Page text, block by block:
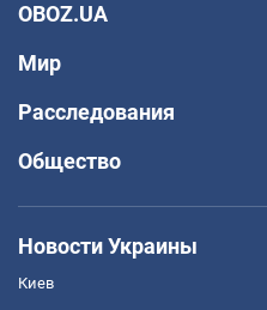
OBOZ.UA
Мир
Расследования
Общество
Новости Украины
Киев